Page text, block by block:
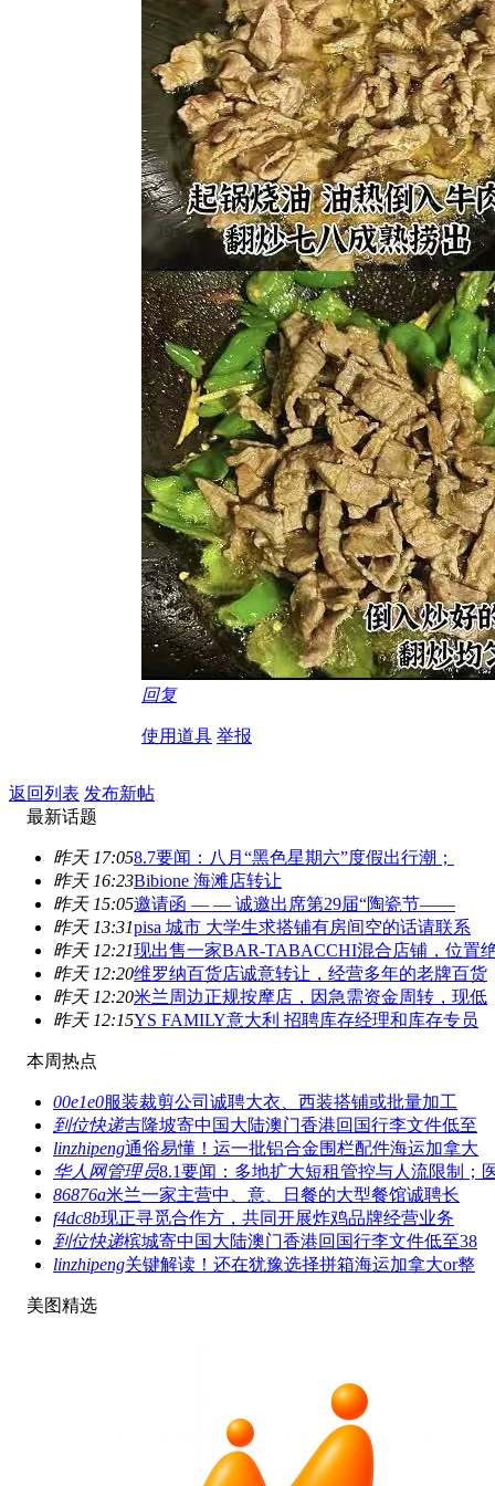
回复
使用道具 举报
返回列表 发布新帖
最新话题
昨天 17:058.7要闻：八月“黑色星期六”度假出行潮；
昨天 16:23Bibione 海滩店转让
昨天 15:05邀请函 — — 诚邀出席第29届“陶瓷节——
昨天 13:31pisa 城市 大学生求搭铺有房间空的话请联系
昨天 12:21现出售一家BAR-TABACCHI混合店铺，位置
昨天 12:20维罗纳百货店诚意转让，经营多年的老牌百货
昨天 12:20米兰周边正规按摩店，因急需资金周转，现低
昨天 12:15YS FAMILY意大利 招聘库存经理和库存专员
本周热点
00e1e0服装裁剪公司诚聘大衣、西装搭铺或批量加工
到位快递吉隆坡寄中国大陆澳门香港回国行李文件低至
linzhipeng通俗易懂！运一批铝合金围栏配件海运加拿大
华人网管理员8.1要闻：多地扩大短租管控与人流限制；
86876a米兰一家主营中、意、日餐的大型餐馆诚聘长
f4dc8b现正寻觅合作方，共同开展炸鸡品牌经营业务
到位快递槟城寄中国大陆澳门香港回国行李文件低至38
linzhipeng关键解读！还在犹豫选择拼箱海运加拿大or整
美图精选